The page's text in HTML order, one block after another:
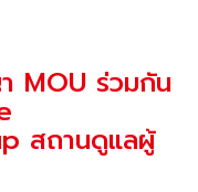
MOU ร่วมกัน
สถานดูแลผู้